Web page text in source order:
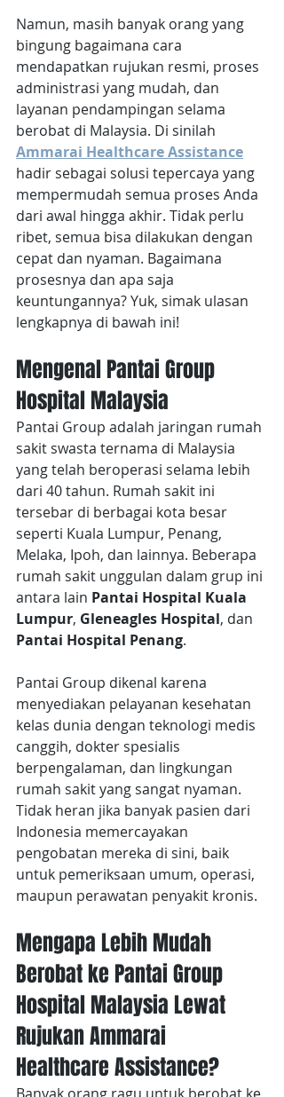
Namun, masih banyak orang yang
bingung bagaimana cara
mendapatkan rujukan resmi, proses
administrasi yang mudah, dan
layanan pendampingan selama
berobat di Malaysia. Di sinilah
Ammarai Healthcare Assistance
hadir sebagai solusi tepercaya yang
mempermudah semua proses Anda
dari awal hingga akhir. Tidak perlu
ribet, semua bisa dilakukan dengan
cepat dan nyaman. Bagaimana
prosesnya dan apa saja
keuntungannya? Yuk, simak ulasan
lengkapnya di bawah ini!
Mengenal Pantai Group
Hospital Malaysia
Pantai Group adalah jaringan rumah
sakit swasta ternama di Malaysia
yang telah beroperasi selama lebih
dari 40 tahun. Rumah sakit ini
tersebar di berbagai kota besar
seperti Kuala Lumpur, Penang,
Melaka, Ipoh, dan lainnya. Beberapa
rumah sakit unggulan dalam grup ini
antara lain Pantai Hospital Kuala
Lumpur, Gleneagles Hospital, dan
Pantai Hospital Penang.
Pantai Group dikenal karena
menyediakan pelayanan kesehatan
kelas dunia dengan teknologi medis
canggih, dokter spesialis
berpengalaman, dan lingkungan
rumah sakit yang sangat nyaman.
Tidak heran jika banyak pasien dari
Indonesia memercayakan
pengobatan mereka di sini, baik
untuk pemeriksaan umum, operasi,
maupun perawatan penyakit kronis.
Mengapa Lebih Mudah
Berobat ke Pantai Group
Hospital Malaysia Lewat
Rujukan Ammarai
Healthcare Assistance?